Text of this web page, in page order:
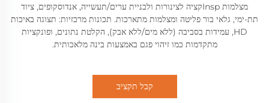
מצלמות Inspקציה לצינורות ולבניית ערים/תעשייה, אנדוסקופים, ציוד
תת-ימי, גלאי בור פליטה ומצלמות מתארכות. תכונות מרכזיות: תצוגה באיכות
HD, עמידות בסביבה (ללא מים/ללא אבק), הקלטת נתונים, ופונקציות
מתקדמות כמו זיהוי פגם באמצעות בינה מלאכותית.
קבל תקציב